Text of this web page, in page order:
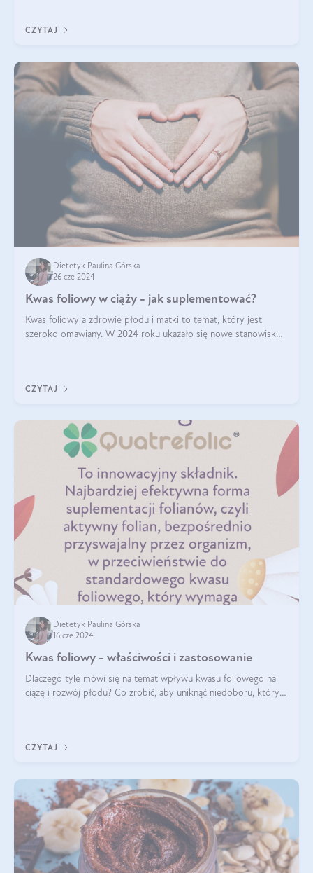
CZYTAJ
Dietetyk Paulina Górska
26 cze 2024
Kwas foliowy w ciąży - jak suplementować?
Kwas foliowy a zdrowie płodu i matki to temat, który jest
szeroko omawiany. W 2024 roku ukazało się nowe stanowisko
CZYTAJ
Dietetyk Paulina Górska
16 cze 2024
Kwas foliowy - właściwości i zastosowanie
Dlaczego tyle mówi się na temat wpływu kwasu foliowego na
ciążę i rozwój płodu? Co zrobić, aby uniknąć niedoboru, który
CZYTAJ